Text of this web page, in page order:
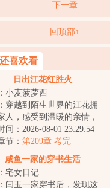
下一章
回顶部↑
喜欢看
日出江花红胜火
小麦菠萝西
穿越到陌生世界的江花拥
人，感受到温暖的亲情，
一起努力过上了富裕幸福
日子。...
间：2026-08-01 23:29:54
节： 第209章 考完
咸鱼一家的穿书生活
宅女日记
闫玉一家穿书后，发现这